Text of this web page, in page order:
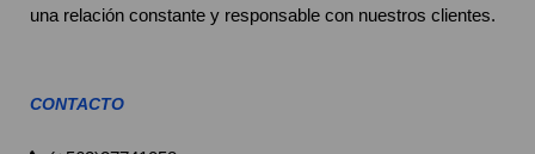
una relación constante y responsable con nuestros clientes.
CONTACTO